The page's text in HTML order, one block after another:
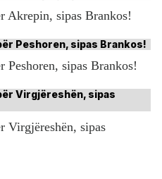
Akrepin, sipas Brankos!
sipas Brankos!
Virgjëreshën, sipas